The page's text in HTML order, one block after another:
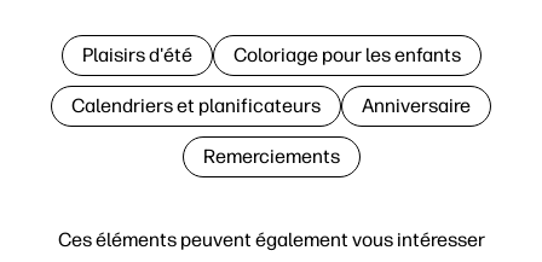
Ces éléments peuvent également vous intéresser
Plaisirs d'été Coloriage pour les enfants
Calendriers et planificateurs Anniversaire
Remerciements